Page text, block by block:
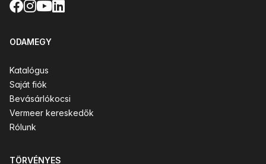
Facebook
Instagram
YouTube
LinkedIn
ODAMEGY
Katalógus
Saját fiók
Bevásárlókocsi
Vermeer kereskedők
Rólunk
TÖRVÉNYES